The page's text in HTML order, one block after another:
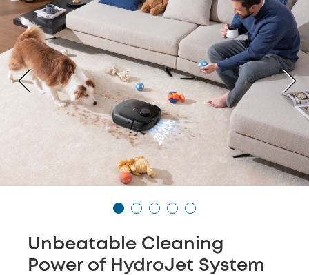
Unbeatable Cleaning
Power of HydroJet System